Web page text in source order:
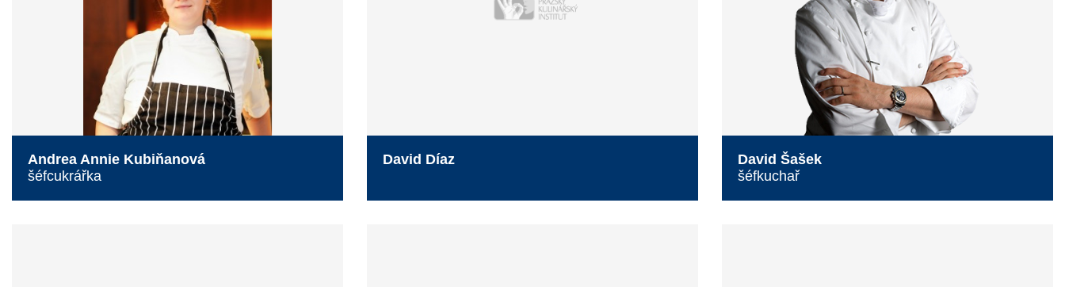
Andrea Annie Kubiňanová
šéfcukrářka
David Díaz
David Šašek
šéfkuchař